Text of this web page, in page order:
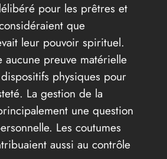
pour les prêtres et
que
leur pouvoir spirituel.
aucune preuve matérielle
physiques pour
La gestion de la
une question
Les coutumes
aussi au contrôle